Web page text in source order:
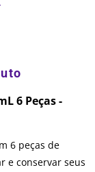
6 Peças -
6 peças de
e conservar seus